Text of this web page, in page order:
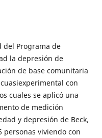
del Programa de
la depresión de
de base comunitaria
con
cuales se aplicó una
de medición
y depresión de Beck,
personas viviendo con